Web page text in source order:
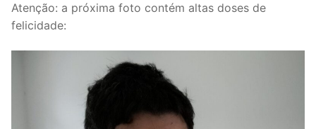
Atenção: a próxima foto contém altas doses de
felicidade: